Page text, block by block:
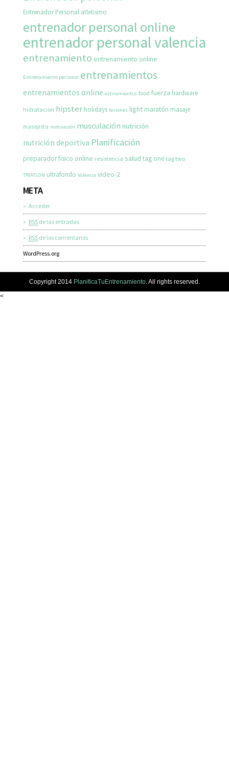
Entrenador Personal atletismo
entrenador personal online
entrenador personal valencia
entrenamiento entrenamiento online
Entrenamiento personal entrenamientos
entrenamientos online estiramientos food fuerza hardware
hidratacion hipster holidays lesiones light maratón masaje
masajista motivación musculación nutrición
nutrición deportiva Planificación
preparador fisico online resistencia salud tag one tag two
TRIATLON ultrafondo Valencia video-2
META
Acceder
RSS de las entradas
RSS de los comentarios
WordPress.org
Copyright 2014 PlanificaTuEntrenamiento . All rights reserved.
<